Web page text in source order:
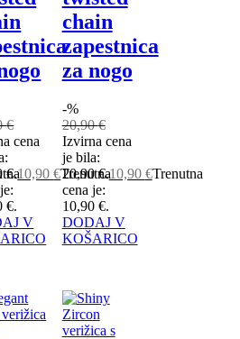
€
cena
€.10,90€Trenutna
€.
V
chain
zapestnica
za nogo
-%
20,90€
Izvirna cena
je bila:
20,90 €.10,90 €Trenutna
cena je:
10,90 €.
DODAJ V
KOŠARICO